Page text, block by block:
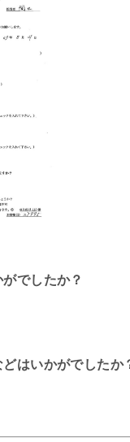
でしたか？
はいかがでしたか